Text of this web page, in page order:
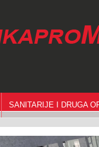
SANITARIJE I DRUGA